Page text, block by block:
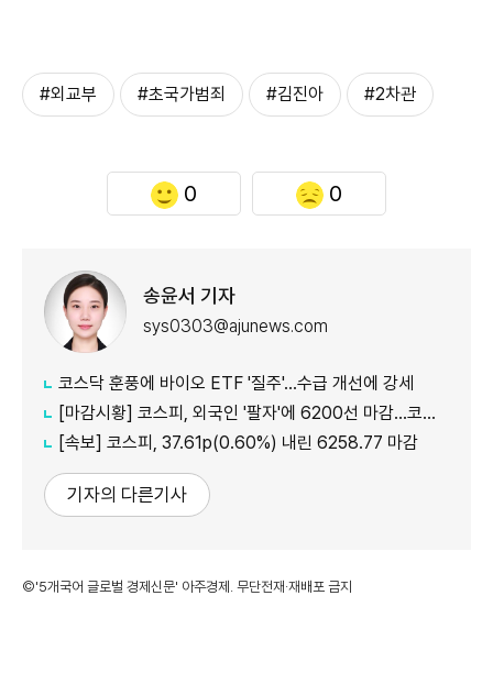
#외교부 #초국가범죄 #김진아 #2차관
0 0
송윤서 기자
sys0303@ajunews.com
코스닥 훈풍에 바이오 ETF '질주'…수급 개선에 강세
[마감시황] 코스피, 외국인 '팔자'에 6200선 마감…코스닥도 하락
[속보] 코스피, 37.61p(0.60%) 내린 6258.77 마감
기자의 다른기사
©'5개국어 글로벌 경제신문' 아주경제. 무단전재·재배포 금지